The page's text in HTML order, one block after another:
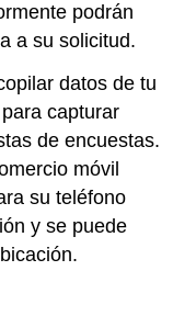
podrán
a su solicitud.
datos de tu
capturar
de encuestas.
móvil
su teléfono
y se puede